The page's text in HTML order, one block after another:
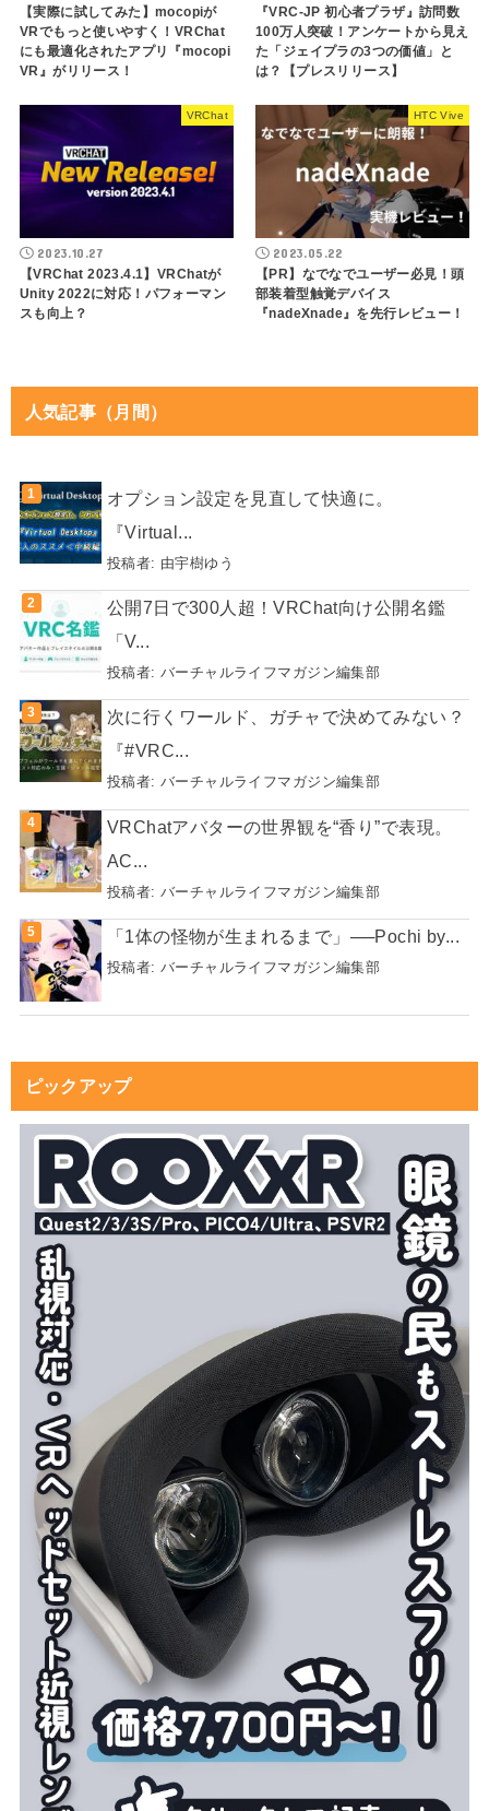
【実際に試してみた】mocopiが
VRでもっと使いやすく！VRChat
にも最適化されたアプリ『mocopi
VR』がリリース！
『VRC-JP 初心者プラザ』訪問数
100万人突破！アンケートから見え
た「ジェイプラの3つの価値」と
は？【プレスリリース】
VRChat
2023.10.27
【VRChat 2023.4.1】VRChatが
Unity 2022に対応！パフォーマン
スも向上？
HTC Vive
2023.05.22
【PR】なでなでユーザー必見！頭
部装着型触覚デバイス
『nadeXnade』を先行レビュー！
人気記事（月間）
オプション設定を見直して快適に。
『Virtual...
投稿者: 由宇樹ゆう
公開7日で300人超！VRChat向け公開名鑑
「V...
投稿者: バーチャルライフマガジン編集部
次に行くワールド、ガチャで決めてみない？
『#VRC...
投稿者: バーチャルライフマガジン編集部
VRChatアバターの世界観を“香り”で表現。
AC...
投稿者: バーチャルライフマガジン編集部
「1体の怪物が生まれるまで」──Pochi by...
投稿者: バーチャルライフマガジン編集部
ピックアップ